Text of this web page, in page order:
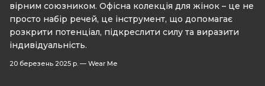
вірним союзником. Офісна колекція для жінок – це не
просто набір речей, це інструмент, що допомагає
розкрити потенціал, підкреслити силу та виразити
індивідуальність.
20 березень 2025 р. — Wear Me